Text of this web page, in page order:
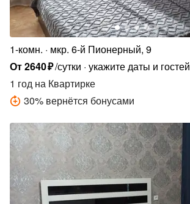
1-комн.
мкр. 6-й Пионерный, 9
От2640₽/сутки укажите даты и гостей
1 год на Квартирке
30% вернётся бонусами